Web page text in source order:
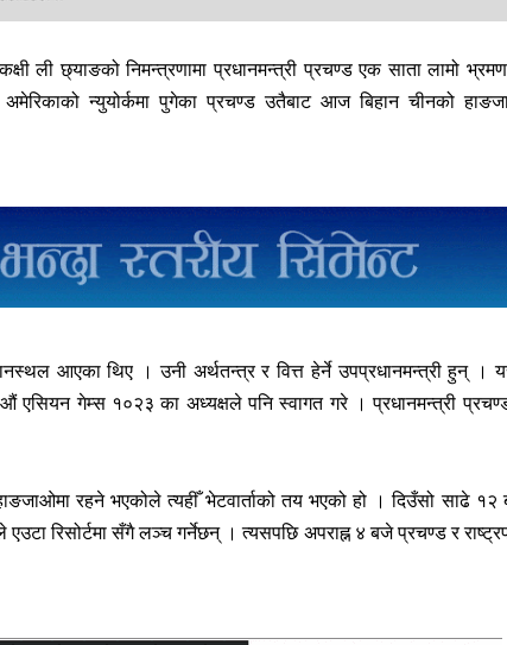
ली छ्याङको निमन्त्रणामा प्रधानमन्त्री प्रचण्ड एक साता लामो
न्युयोर्कमा पुगेका प्रचण्ड उतैबाट आज बिहान चीनको
आएका थिए । उनी अर्थतन्त्र र वित्त हेर्ने उपप्रधानमन्त्री हुन् ।
एसियन गेम्स १०२३ का अध्यक्षले पनि स्वागत गरे । प्रधानमन्त्री
रहने भएकोले त्यहीँ भेटवार्ताको तय भएको हो । दिउँसो साढे १२
रिसोर्टमा सँगै लञ्च गर्नेछन् । त्यसपछि अपराह्न ४ बजे प्रचण्ड र